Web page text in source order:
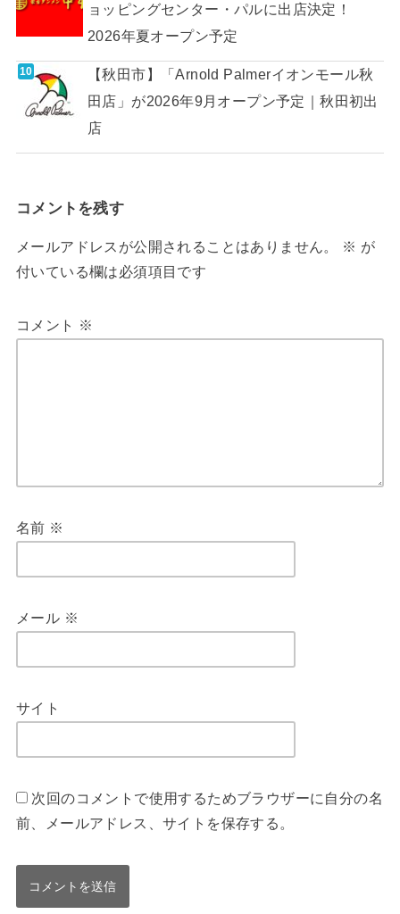
ョッピングセンター・パルに出店決定！
2026年夏オープン予定
【秋田市】「Arnold Palmerイオンモール秋
田店」が2026年9月オープン予定｜秋田初出
店
コメントを残す
メールアドレスが公開されることはありません。 ※ が
付いている欄は必須項目です
コメント ※
名前 ※
メール ※
サイト
次回のコメントで使用するためブラウザーに自分の名
前、メールアドレス、サイトを保存する。